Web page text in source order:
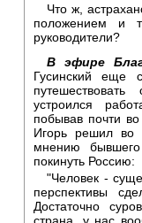
Что ж,
положением и
руководители?
В эфире
Гусинский еще
устроился
побывав почти во
Игорь решил во
мнению
покинуть Россию:
"Человек -
перспективы
Достаточно
страна, у нас